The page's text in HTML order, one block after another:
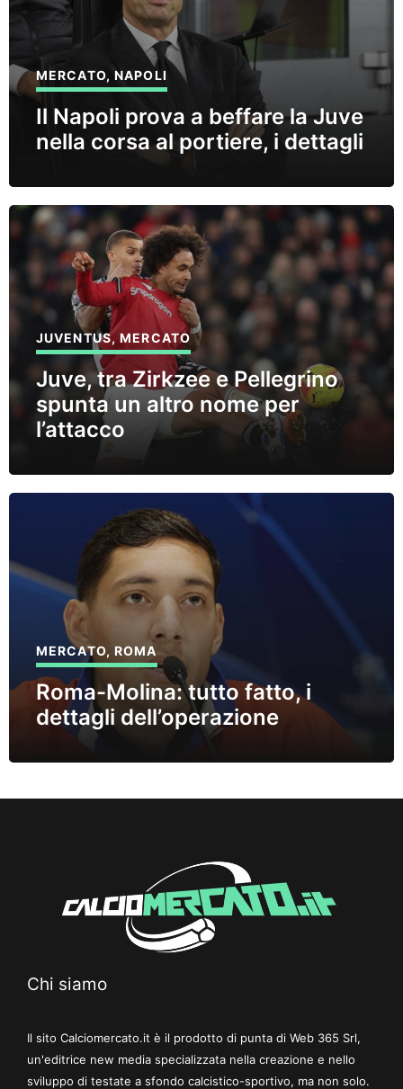
MERCATO, NAPOLI
Il Napoli prova a beffare la Juve
nella corsa al portiere, i dettagli
JUVENTUS, MERCATO
Juve, tra Zirkzee e Pellegrino
spunta un altro nome per
l’attacco
MERCATO, ROMA
Roma-Molina: tutto fatto, i
dettagli dell’operazione
Chi siamo
Il sito Calciomercato.it è il prodotto di punta di Web 365 Srl,
un'editrice new media specializzata nella creazione e nello
sviluppo di testate a sfondo calcistico-sportivo, ma non solo.